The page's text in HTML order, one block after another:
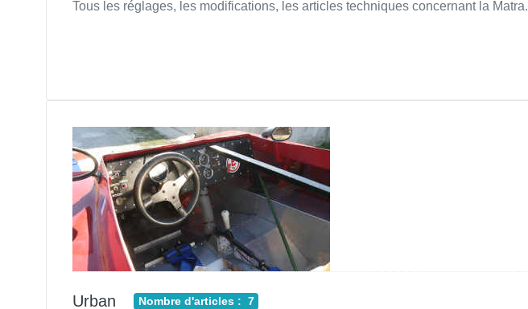
Tous les réglages, les modifications, les articles techniques concernant la Matra.
Urban Nombre d'articles : 7